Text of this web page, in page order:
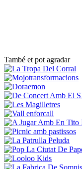
També et pot agradar